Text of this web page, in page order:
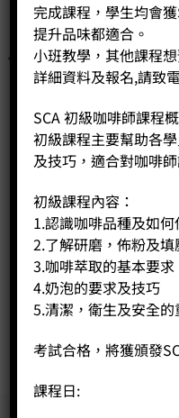
咖啡豆 CP187 瓜地馬拉
批
-
完成課程，學生均會
提升品味都適合。
小班教學，其他課程
詳細資料及報名,請致
SCA 初級咖啡師課程
初級課程主要幫助各
及技巧，適合對咖啡
初級課程內容：
1.認識咖啡品種及如何
2.了解研磨，佈粉及填
3.咖啡萃取的基本要求
4.奶泡的要求及技巧
5.清潔，衛生及安全的
考試合格，將獲頒發
課程日: